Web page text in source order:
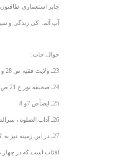
جابر استعماری
آپ آئمہ کی زندگی و
حوالے جات:
23ـ ولایت فقیه ص 28 و 29،
24ـ صحیفه نور ج 21 ص 90
25ـ ایضاًص 7و 8
26ـ آداب الصلوة ، سرالصلوة اور حج کے موقع پر پیغامات کی طرف رجوع کریں۔
27ـ در این زمینه
آفتاب است که در چهار مجلد